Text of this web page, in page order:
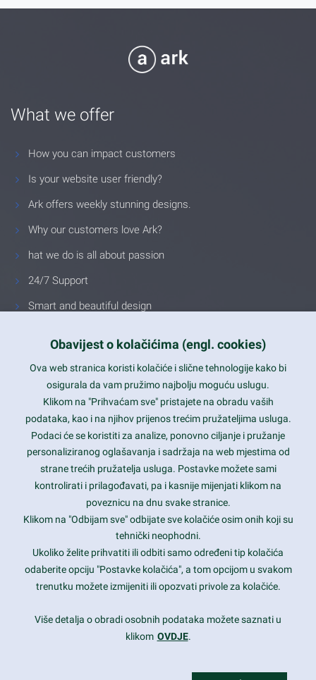
What we offer
How you can impact customers
Is your website user friendly?
Ark offers weekly stunning designs.
Why our customers love Ark?
hat we do is all about passion
24/7 Support
Smart and beautiful design
Latest trends and much more...
Contact Info
1600 Amphitheatre Parkway, Mountain View, CA 94043
prothemes.net@gmail.com
Daily: 9:00 am - 6:00 pm
Sunday: Closed
Copyright 2017FRESHFACE© All Rights Reserved
Obavijest o kolačićima (engl. cookies)
Ova web stranica koristi kolačiće i slične tehnologije kako bi
osigurala da vam pružimo najbolju moguću uslugu.
Klikom na "Prihvaćam sve" pristajete na obradu vaših
podataka, kao i na njihov prijenos trećim pružateljima usluga.
Podaci će se koristiti za analize, ponovno ciljanje i pružanje
personaliziranog oglašavanja i sadržaja na web mjestima od
strane trećih pružatelja usluga. Postavke možete sami
kontrolirati i prilagođavati, pa i kasnije mijenjati klikom na
poveznicu na dnu svake stranice.
Klikom na "Odbijam sve" odbijate sve kolačiće osim onih koji su
tehnički neophodni.
Ukoliko želite prihvatiti ili odbiti samo određeni tip kolačića
odaberite opciju "Postavke kolačića", a tom opcijom u svakom
trenutku možete izmijeniti ili opozvati privole za kolačiće.
Više detalja o obradi osobnih podataka možete saznati u
klikom OVDJE.